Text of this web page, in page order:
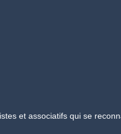
et associatifs qui se